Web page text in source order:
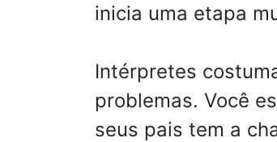
inicia uma etapa
Intérpretes
problemas. Você
seus pais tem a